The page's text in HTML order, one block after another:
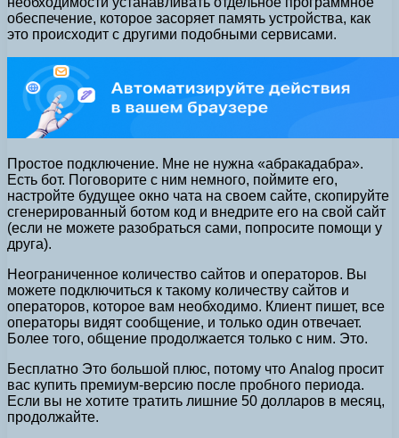
обеспечение, которое засоряет память устройства, как
это происходит с другими подобными сервисами.
Простое подключение. Мне не нужна «абракадабра».
Есть бот. Поговорите с ним немного, поймите его,
настройте будущее окно чата на своем сайте, скопируйте
сгенерированный ботом код и внедрите его на свой сайт
(если не можете разобраться сами, попросите помощи у
друга).
Неограниченное количество сайтов и операторов. Вы
можете подключиться к такому количеству сайтов и
операторов, которое вам необходимо. Клиент пишет, все
операторы видят сообщение, и только один отвечает.
Более того, общение продолжается только с ним. Это.
Бесплатно Это большой плюс, потому что Analog просит
вас купить премиум-версию после пробного периода.
Если вы не хотите тратить лишние 50 долларов в месяц,
продолжайте.